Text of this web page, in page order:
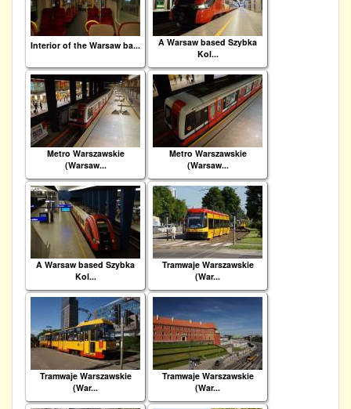
Interior of the Warsaw ba...
A Warsaw based Szybka
Kol...
Metro Warszawskie
(Warsaw...
Metro Warszawskie
(Warsaw...
A Warsaw based Szybka
Kol...
Tramwaje Warszawskie
(War...
Tramwaje Warszawskie
(War...
Tramwaje Warszawskie
(War...